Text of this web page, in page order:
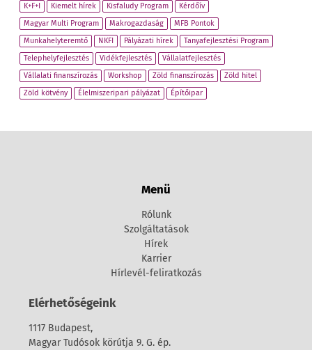
K+F+I
Kiemelt hírek Kisfaludy Program
Kérdőív
Magyar Multi Program
Makrogazdaság
MFB Pontok
Munkahelyteremtő
NKFI Pályázati hírek
Tanyafejlesztési Program
Telephelyfejlesztés
Vidékfejlesztés
Vállalatfejlesztés
Vállalati finanszírozás
Workshop Zöld finanszírozás
Zöld hitel
Zöld kötvény
Élelmiszeripari pályázat Építőipar
Menü
Rólunk
Szolgáltatások
Hírek
Karrier
Hírlevél-feliratkozás
Elérhetőségeink
1117 Budapest,
Magyar Tudósok körútja 9. G. ép.